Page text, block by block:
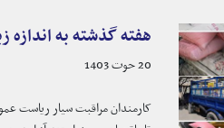
هفته گذشته به
20 حوت 1403
کارمندان مراقبت سیار ریاست